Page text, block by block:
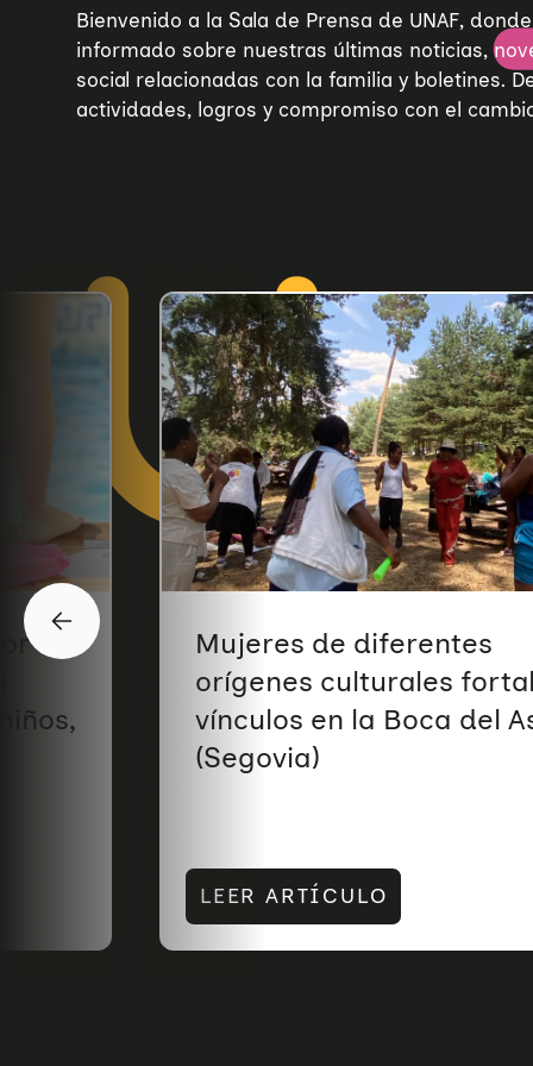
Bienvenido a la Sala de Prensa de UNAF,
informado sobre nuestras últimas noticias,
social relacionadas con la familia y boletines.
actividades, logros y compromiso con el
Mujeres de diferentes
orígenes culturales
vínculos en la Boca del
(Segovia)
LEER ARTÍCULO